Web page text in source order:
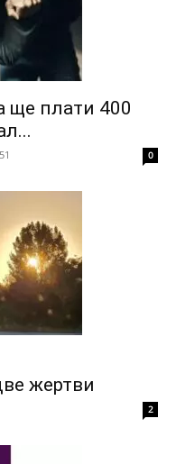
плати 400
0
жертви
2